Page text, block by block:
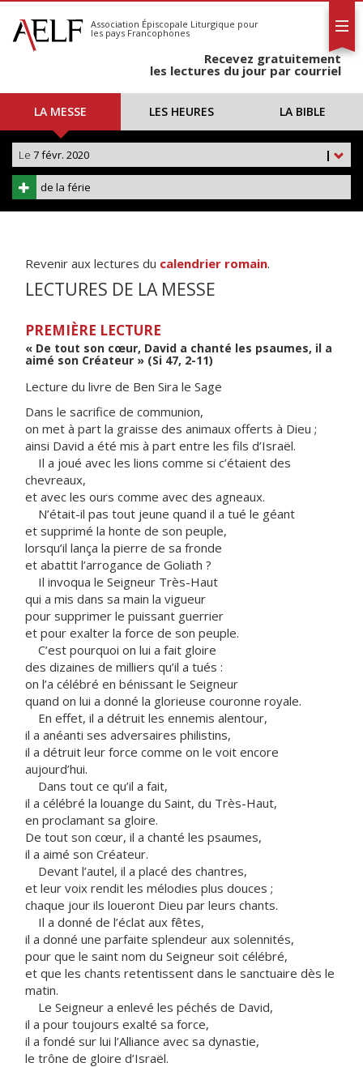
S'abonner
Calendrier
Association Épiscopale Liturgique pour
les pays Francophones
Recevez gratuitement
les lectures du jour par courriel
LA MESSE LES HEURES LA BIBLE
|
Le 7 févr. 2020
de la férie
Revenir aux lectures du calendrier romain.
LECTURES DE LA MESSE
PREMIÈRE LECTURE
« De tout son cœur, David a chanté les psaumes, il a
aimé son Créateur » (Si 47, 2-11)
Lecture du livre de Ben Sira le Sage
Dans le sacrifice de communion,
on met à part la graisse des animaux offerts à Dieu ;
ainsi David a été mis à part entre les fils d’Israël.
Il a joué avec les lions comme si c’étaient des
chevreaux,
et avec les ours comme avec des agneaux.
N’était-il pas tout jeune quand il a tué le géant
et supprimé la honte de son peuple,
lorsqu’il lança la pierre de sa fronde
et abattit l’arrogance de Goliath ?
Il invoqua le Seigneur Très-Haut
qui a mis dans sa main la vigueur
pour supprimer le puissant guerrier
et pour exalter la force de son peuple.
C’est pourquoi on lui a fait gloire
des dizaines de milliers qu’il a tués :
on l’a célébré en bénissant le Seigneur
quand on lui a donné la glorieuse couronne royale.
En effet, il a détruit les ennemis alentour,
il a anéanti ses adversaires philistins,
il a détruit leur force comme on le voit encore
aujourd’hui.
Dans tout ce qu’il a fait,
il a célébré la louange du Saint, du Très-Haut,
en proclamant sa gloire.
De tout son cœur, il a chanté les psaumes,
il a aimé son Créateur.
Devant l’autel, il a placé des chantres,
et leur voix rendit les mélodies plus douces ;
chaque jour ils loueront Dieu par leurs chants.
Il a donné de l’éclat aux fêtes,
il a donné une parfaite splendeur aux solennités,
pour que le saint nom du Seigneur soit célébré,
et que les chants retentissent dans le sanctuaire dès le
matin.
Le Seigneur a enlevé les péchés de David,
il a pour toujours exalté sa force,
il a fondé sur lui l’Alliance avec sa dynastie,
le trône de gloire d’Israël.